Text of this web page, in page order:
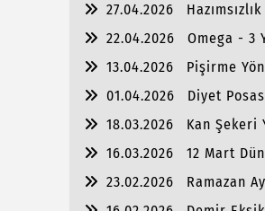
27.04.2026
22.04.2026
Omega - 3
13.04.2026
Pişirme
01.04.2026
Diyet
18.03.2026
Kan Şekeri
16.03.2026
12 Mart
23.02.2026
Ramazan